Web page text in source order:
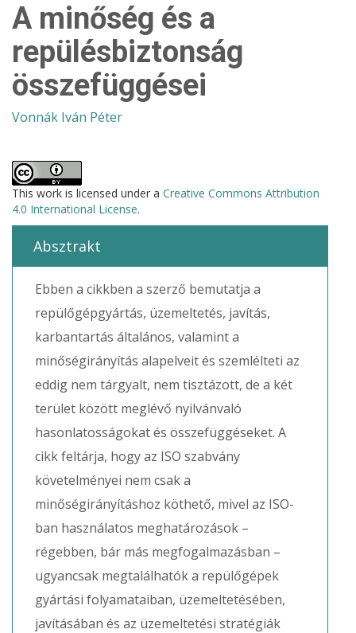
A minőség és a
repülésbiztonság
összefüggései
Vonnák Iván Péter
This work is licensed under a Creative Commons Attribution
4.0 International License.
Absztrakt
Ebben a cikkben a szerző bemutatja a
repülőgépgyártás, üzemeltetés, javítás,
karbantartás általános, valamint a
minőségirányítás alapelveit és szemlélteti az
eddig nem tárgyalt, nem tisztázott, de a két
terület között meglévő nyilvánvaló
hasonlatosságokat és összefüggéseket. A
cikk feltárja, hogy az ISO szabvány
követelményei nem csak a
minőségirányításhoz köthető, mivel az ISO-
ban használatos meghatározások –
régebben, bár más megfogalmazásban –
ugyancsak megtalálhatók a repülőgépek
gyártási folyamataiban, üzemeltetésében,
javításában és az üzemeltetési stratégiák